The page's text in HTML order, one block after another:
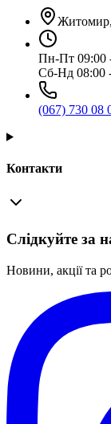
Житомир,
Пн-Пт 09:00
Сб-Нд 08:00
(067) 730 08
Контакти
Слідкуйте за
Новини, акції та